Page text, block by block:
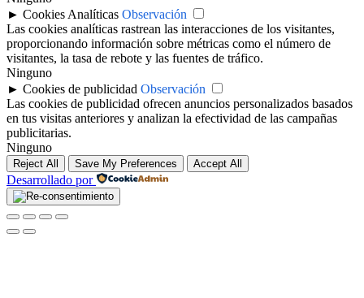
► Cookies Analíticas Observación
Las cookies analíticas rastrean las interacciones de los visitantes,
proporcionando información sobre métricas como el número de
visitantes, la tasa de rebote y las fuentes de tráfico.
Ninguno
► Cookies de publicidad Observación
Las cookies de publicidad ofrecen anuncios personalizados basados
en tus visitas anteriores y analizan la efectividad de las campañas
publicitarias.
Ninguno
Reject All Save My Preferences Accept All
Desarrollado por